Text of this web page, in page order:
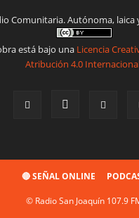
Comunitaria. Autónoma, laica
está bajo una Licencia
Atribución 4.0
🔴 SEÑAL ONLINE
© Radio San Joaquín 107.9